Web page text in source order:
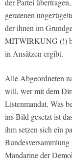
der Partei
geratenen
der ihnen im
MITWIRKUNG (!)
in Ansätzen ergibt.
Alle Abgeordneten
will, wer mit dem
Listenmandat. Was
ins Bild gesetzt ist
ihm setzen sich ein
Mandarine der